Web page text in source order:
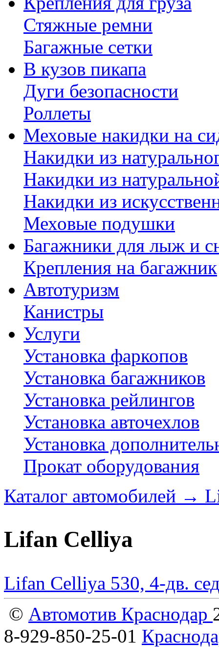
Стяжные ремни
Багажные сетки
В кузов пикапа
Дуги безопасности
Роллеты
Меховые накидки на
Накидки из
Накидки из
Накидки из
Меховые подушки
Багажники для лыж и
Крепления на багажник
Автотуризм
Канистры
Услуги
Установка фаркопов
Установка багажников
Установка рейлингов
Установка авточехлов
Установка
Прокат оборудования
Каталог автомобилей →
Lifan Celliya
Lifan Celliya 530, 4-дв.
© Автомотив Краснодар
8-929-850-25-01